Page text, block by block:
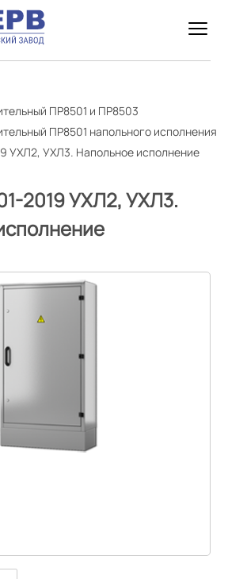
ПР8501 и ПР8503
ПР8501 напольного исполнения
УХЛ2, УХЛ3. Напольное исполнение
2019 УХЛ2, УХЛ3.